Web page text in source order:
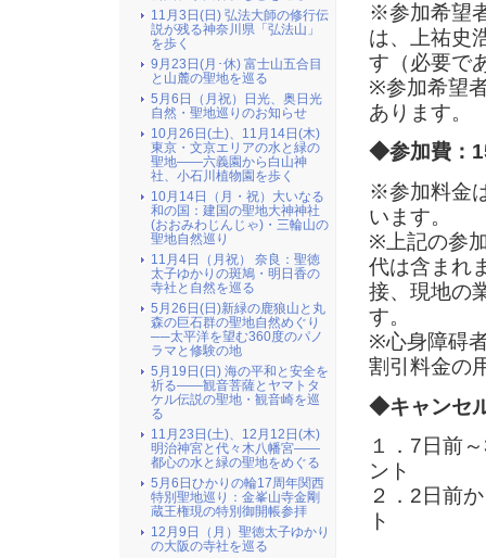
※参加希望
は、上祐史
す（必要で
※参加希望
あります。
◆参加費：
※参加料金
います。
※上記の参
代は含まれ
接、現地の
す。
※心身障碍
割引料金の
◆キャンセ
１．7日前
ント
２．2日前
ト
11月3日(日) 弘法大師の修行伝
説が残る神奈川県「弘法山」
を歩く
9月23日(月･休) 富士山五合目
と山麓の聖地を巡る
5月6日（月祝）日光、奥日光
自然・聖地巡りのお知らせ
10月26日(土)、11月14日(木)
東京・文京エリアの水と緑の
聖地――六義園から白山神
社、小石川植物園を歩く
10月14日（月・祝）大いなる
和の国：建国の聖地大神神社
(おおみわじんじゃ)・三輪山の
聖地自然巡り
11月4日（月祝） 奈良：聖徳
太子ゆかりの斑鳩・明日香の
寺社と自然を巡る
5月26日(日)新緑の鹿狼山と丸
森の巨石群の聖地自然めぐり
──太平洋を望む360度のパノ
ラマと修験の地
5月19日(日) 海の平和と安全を
祈る――観音菩薩とヤマトタ
ケル伝説の聖地・観音崎を巡
る
11月23日(土)、12月12日(木)
明治神宮と代々木八幡宮――
都心の水と緑の聖地をめぐる
5月6日ひかりの輪17周年関西
特別聖地巡り：金峯山寺金剛
蔵王権現の特別御開帳参拝
12月9日（月）聖徳太子ゆかり
の大阪の寺社を巡る